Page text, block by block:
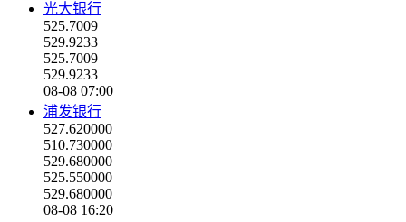
光大银行
525.7009
529.9233
525.7009
529.9233
08-08 07:00
浦发银行
527.620000
510.730000
529.680000
525.550000
529.680000
08-08 16:20